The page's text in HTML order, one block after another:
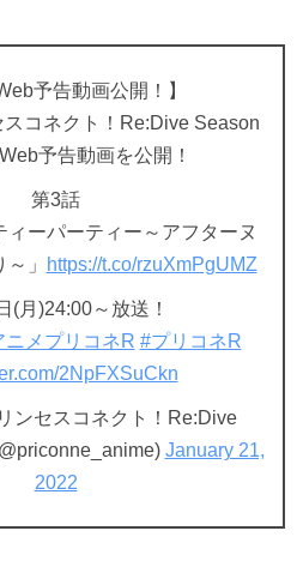
予告動画公開！】
コネクト！Re:Dive Season
予告動画を公開！
第3話
ィーパーティー～アフターヌ
」
https://t.co/rzuXmPgUMZ
(月)24:00～放送！
ニメプリコネR #プリコネR
2NpFXSuCkn
ンセスコネクト！Re:Dive
January 21,
2022